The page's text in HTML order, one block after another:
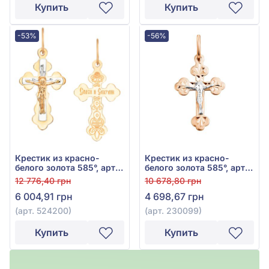
Купить Купить
-53%
Крестик из красно-
белого золота 585°, арт.
524200
12 776,40 грн
6 004,91 грн
(арт. 524200)
Купить
-56%
Крестик из красно-
белого золота 585°, арт.
230099
10 678,80 грн
4 698,67 грн
(арт. 230099)
Купить